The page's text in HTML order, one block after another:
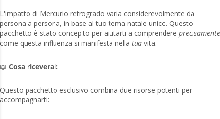
L'impatto di Mercurio retrogrado varia considerevolmente da
persona a persona, in base al tuo tema natale unico. Questo
pacchetto è stato concepito per aiutarti a comprendere precisamente
come questa influenza si manifesta nella tua vita.
📖 Cosa riceverai:
Questo pacchetto esclusivo combina due risorse potenti per
accompagnarti: